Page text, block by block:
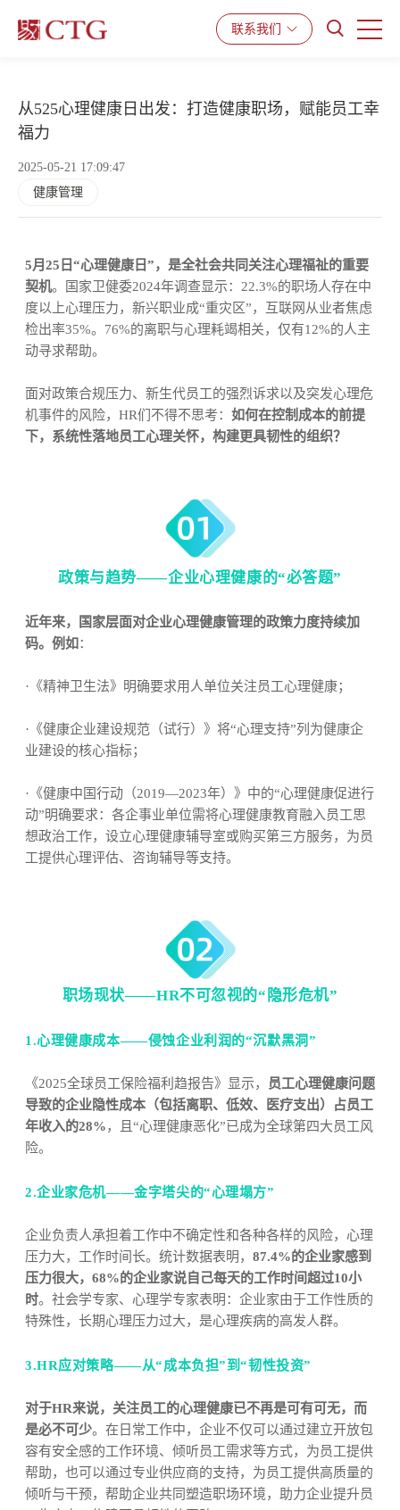
解决方案 资源中心
联系我们
从525心理健康日出发：打造健康职场，赋能员工幸
福力
2025-05-21 17:09:47
健康管理
5月25日“心理健康日”，是全社会共同关注心理福祉的重要
契机。国家卫健委2024年调查显示：22.3%的职场人存在中
度以上心理压力，新兴职业成“重灾区”，互联网从业者焦虑
检出率35%。76%的离职与心理耗竭相关，仅有12%的人主
动寻求帮助。
面对政策合规压力、新生代员工的强烈诉求以及突发心理危
机事件的风险，HR们不得不思考： 如何在控制成本的前提
下，系统性落地员工心理关怀，构建更具韧性的组织？
政策与趋势——企业心理健康的“必答题”
近年来，国家层面对企业心理健康管理的政策力度持续加
码。例如 ：
·《精神卫生法》明确要求用人单位关注员工心理健康；
·《健康企业建设规范（试行）》将“心理支持”列为健康企
业建设的核心指标；
·《健康中国行动（2019—2023年）》中的“心理健康促进行
动”明确要求：各企事业单位需将心理健康教育融入员工思
想政治工作，设立心理健康辅导室或购买第三方服务，为员
工提供心理评估、咨询辅导等支持。
职场现状——HR不可忽视的“隐形危机”
1.心理健康成本——侵蚀企业利润的“沉默黑洞”
《2025全球员工保险福利趋报告》显示，
员工心理健康问题
导致的企业隐性成本（包括离职、低效、医疗支出）占员工
年收入的28%，且“心理健康恶化”已成为全球第四大员工风
险。
2.企业家危机——金字塔尖的“心理塌方”
企业负责人承担着工作中不确定性和各种各样的风险，心理
压力大，工作时间长。统计数据表明， 87.4%的企业家感到
压力很大，68%的企业家说自己每天的工作时间超过10小
时。社会学专家、心理学专家表明：企业家由于工作性质的
特殊性，长期心理压力过大，是心理疾病的高发人群。
3.HR应对策略——从“成本负担”到“韧性投资”
对于HR来说，关注员工的心理健康已不再是可有可无，而
是必不可少。在日常工作中，企业不仅可以通过建立开放包
容有安全感的工作环境、倾听员工需求等方式，为员工提供
帮助，也可以通过专业供应商的支持，为员工提供高质量的
倾听与干预，帮助企业共同塑造职场环境，助力企业提升员